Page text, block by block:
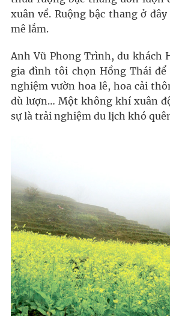
xuân về. Ruộng bậc thang ở
mê lắm.
Anh Vũ Phong Trình, du khách
gia đình tôi chọn Hồng Thái
nghiệm vườn hoa lê, hoa cải
dù lượn… Một không khí xuân
sự là trải nghiệm du lịch khó